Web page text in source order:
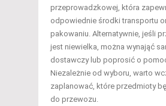
przeprowadzkowej, która
odpowiednie środki transportu
pakowaniu. Alternatywnie, jeśli
jest niewielka, można wynająć
dostawczy lub poprosić o
Niezależnie od wyboru, warto
zaplanować, które przedmioty
do przewozu.